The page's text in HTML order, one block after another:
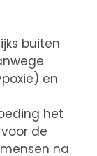
buiten
en
het
de
na